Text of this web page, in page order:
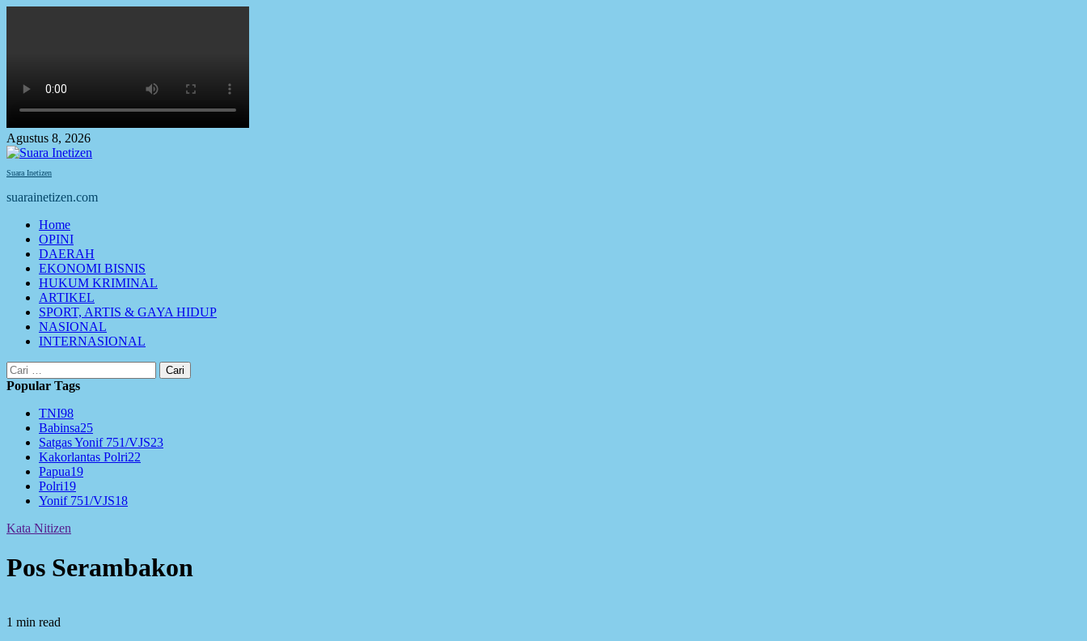
Agustus 8, 2026
Suara Inetizen
suarainetizen.com
Primary
Menu
Home
OPINI
DAERAH
EKONOMI BISNIS
HUKUM KRIMINAL
ARTIKEL
SPORT, ARTIS & GAYA HIDUP
NASIONAL
INTERNASIONAL
Cari
untuk:
Popular Tags
TNI98
Babinsa25
Satgas Yonif 751/VJS23
Kakorlantas Polri22
Papua19
Polri19
Yonif 751/VJS18
Kata Nitizen
Pos Serambakon
1 min read